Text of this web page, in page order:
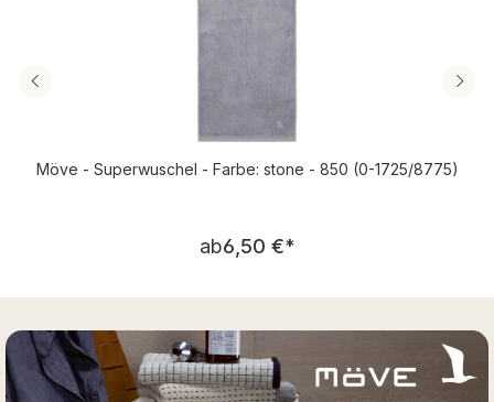
Möve - Superwuschel - Farbe: stone - 850 (0-1725/8775)
Regulärer Preis:
ab6,50 €*